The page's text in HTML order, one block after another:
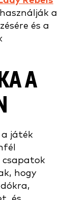
a
és a
A
a játék
csapatok
hogy